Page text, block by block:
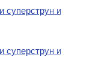
суперструн и
суперструн и